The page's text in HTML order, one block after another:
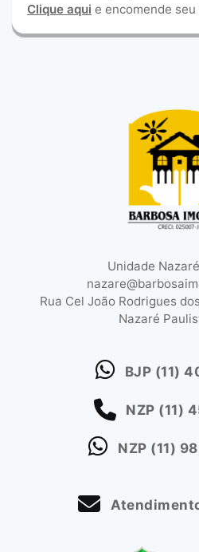
Clique aqui e encomende seu
Unidade
Rua Cel João Rodrigues
Nazaré
BJP (11)
NZP (11)
NZP (11)